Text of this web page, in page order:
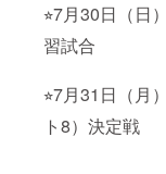
⭐︎7月30日（日
習試合
⭐︎7月31日（月
ト8）決定戦